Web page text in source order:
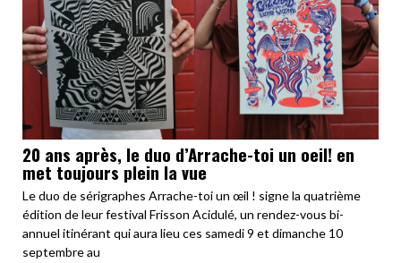
20 ans après, le duo d’Arrache-toi un oeil! en
met toujours plein la vue
Le duo de sérigraphes Arrache-toi un œil ! signe la quatrième
édition de leur festival Frisson Acidulé, un rendez-vous bi-
annuel itinérant qui aura lieu ces samedi 9 et dimanche 10
septembre au